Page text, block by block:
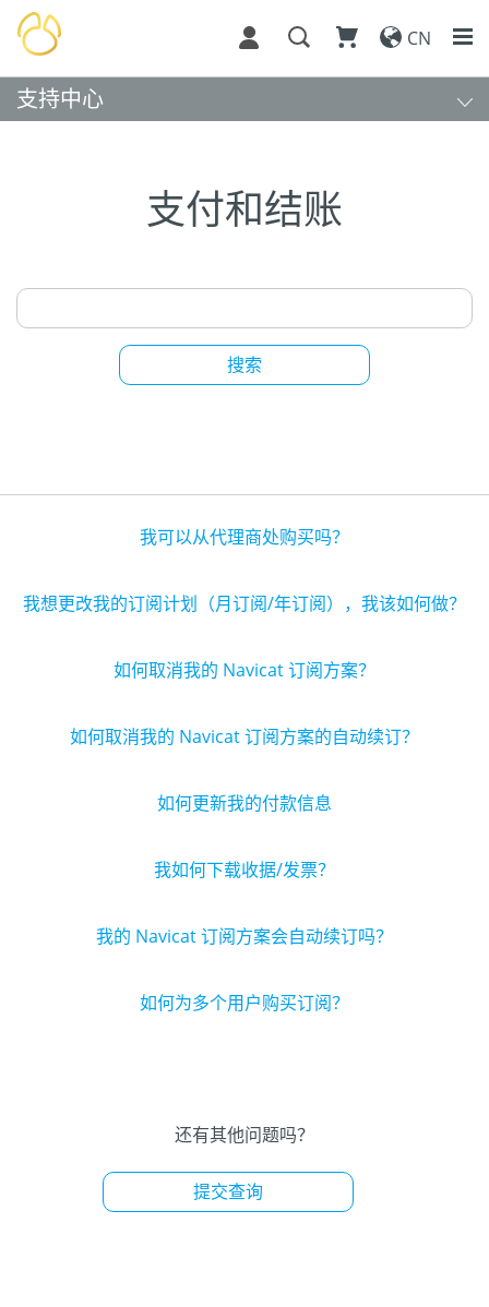
CN
支持中心
支付和结账
搜索
我可以从代理商处购买吗？
我想更改我的订阅计划（月订阅/年订阅），我该如何做？
如何取消我的 Navicat 订阅方案？
如何取消我的 Navicat 订阅方案的自动续订？
如何更新我的付款信息
我如何下载收据/发票？
我的 Navicat 订阅方案会自动续订吗？
如何为多个用户购买订阅？
还有其他问题吗？
提交查询